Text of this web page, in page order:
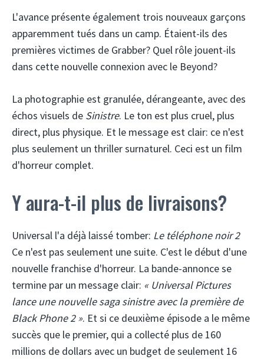
L'avance présente également trois nouveaux garçons
apparemment tués dans un camp. Étaient-ils des
premières victimes de Grabber? Quel rôle jouent-ils
dans cette nouvelle connexion avec le Beyond?
La photographie est granulée, dérangeante, avec des
échos visuels de Sinistre. Le ton est plus cruel, plus
direct, plus physique. Et le message est clair: ce n'est
plus seulement un thriller surnaturel. Ceci est un film
d'horreur complet.
Y aura-t-il plus de livraisons?
Universal l'a déjà laissé tomber: Le téléphone noir 2
Ce n'est pas seulement une suite. C'est le début d'une
nouvelle franchise d'horreur. La bande-annonce se
termine par un message clair: « Universal Pictures
lance une nouvelle saga sinistre avec la première de
Black Phone 2 ». Et si ce deuxième épisode a le même
succès que le premier, qui a collecté plus de 160
millions de dollars avec un budget de seulement 16